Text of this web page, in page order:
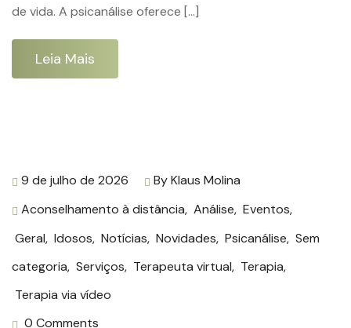
de vida. A psicanálise oferece […]
Leia Mais
9 de julho de 2026 ByKlaus Molina
Aconselhamento à distância, Análise, Eventos,
Geral, Idosos, Notícias, Novidades, Psicanálise, Sem
categoria, Serviços, Terapeuta virtual, Terapia,
Terapia via vídeo
0 Comments